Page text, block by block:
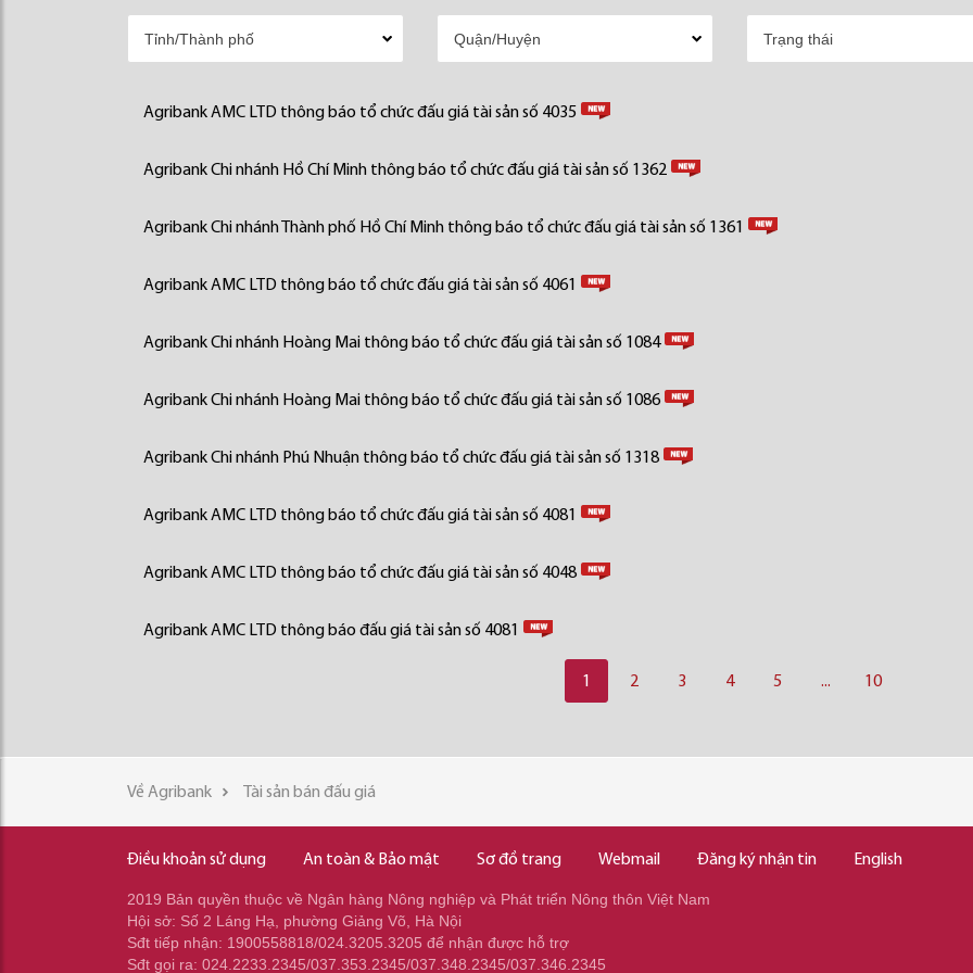
Agribank AMC LTD thông báo tổ chức đấu giá tài sản số 4035
Agribank Chi nhánh Hồ Chí Minh thông báo tổ chức đấu giá tài sản số 1362
Agribank Chi nhánh Thành phố Hồ Chí Minh thông báo tổ chức đấu giá tài sản số 1361
Agribank AMC LTD thông báo tổ chức đấu giá tài sản số 4061
Agribank Chi nhánh Hoàng Mai thông báo tổ chức đấu giá tài sản số 1084
Agribank Chi nhánh Hoàng Mai thông báo tổ chức đấu giá tài sản số 1086
Agribank Chi nhánh Phú Nhuận thông báo tổ chức đấu giá tài sản số 1318
Agribank AMC LTD thông báo tổ chức đấu giá tài sản số 4081
Agribank AMC LTD thông báo tổ chức đấu giá tài sản số 4048
Agribank AMC LTD thông báo đấu giá tài sản số 4081
1 2 3 4 5 ... 10
Về Agribank Tài sản bán đấu giá
Điều khoản sử dụng An toàn & Bảo mật Sơ đồ trang Webmail Đăng ký nhận tin English
2019 Bản quyền thuộc về Ngân hàng Nông nghiệp và Phát triển Nông thôn Việt Nam
Hội sở: Số 2 Láng Hạ, phường Giảng Võ, Hà Nội
Sđt tiếp nhận: 1900558818/024.3205.3205 để nhận được hỗ trợ
Sđt gọi ra: 024.2233.2345/037.353.2345/037.348.2345/037.346.2345